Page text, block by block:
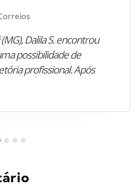
Dalila S. encontrou
possibilidade de
profissional. Após